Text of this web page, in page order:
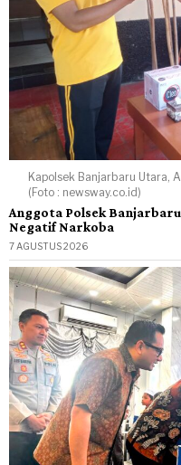
Kapolsek Banjarbaru Utara,
(Foto : newsway.co.id)
Anggota Polsek
Negatif Narkoba
7 AGUSTUS 2026